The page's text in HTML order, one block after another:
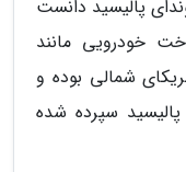
پالیسید دانست
خودرویی مانند
شمالی بوده و
سپرده شده